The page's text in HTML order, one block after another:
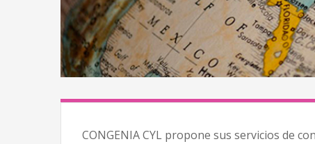
CONGENIA CYL propone sus servicios de